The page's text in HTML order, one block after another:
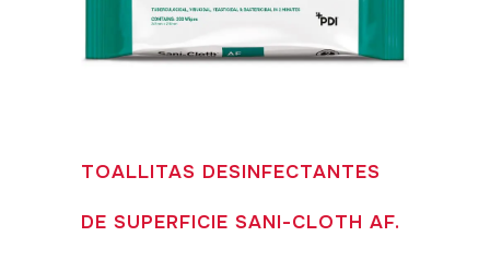
TOALLITAS DESINFECTANTES
DE SUPERFICIE SANI-CLOTH AF.